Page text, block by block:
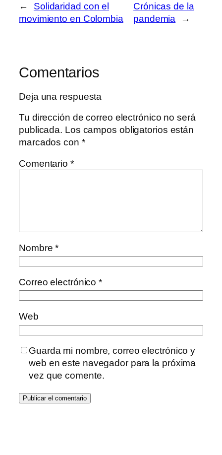
←
Solidaridad con el
movimiento en Colombia
Crónicas de la
pandemia
→
Comentarios
Deja una respuesta
Tu dirección de correo electrónico no será
publicada. Los campos obligatorios están
marcados con *
Comentario *
Nombre*
Correo electrónico*
Web
Guarda mi nombre, correo electrónico y
web en este navegador para la próxima
vez que comente.